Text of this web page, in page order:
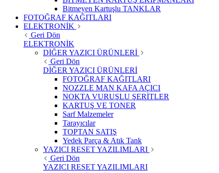
Bitmeyen Kartuşlu TANKLAR
FOTOĞRAF KAĞITLARI
ELEKTRONİK
Geri Dön
ELEKTRONİK
DİĞER YAZICI ÜRÜNLERİ
Geri Dön
DİĞER YAZICI ÜRÜNLERİ
FOTOĞRAF KAĞITLARI
NOZZLE MAN KAFA AÇICI
NOKTA VURUŞLU ŞERİTLER
KARTUŞ VE TONER
Sarf Malzemeler
Tarayıcılar
TOPTAN SATIŞ
Yedek Parça & Atık Tank
YAZICI RESET YAZILIMLARI
Geri Dön
YAZICI RESET YAZILIMLARI